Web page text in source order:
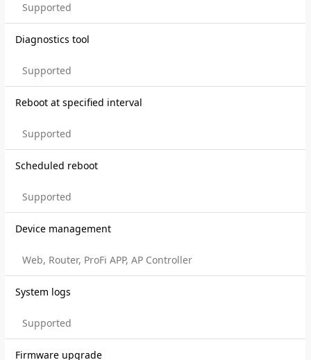
Supported
Diagnostics tool
Supported
Reboot at specified interval
Supported
Scheduled reboot
Supported
Device management
Web, Router, ProFi APP, AP Controller
System logs
Supported
Firmware upgrade